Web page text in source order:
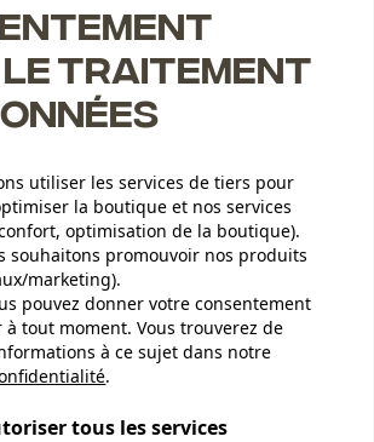
le traitement
utiliser les services de tiers pour
la boutique et nos services
optimisation de la boutique).
souhaitons promouvoir nos produits
marketing).
pouvez donner votre consentement
tout moment. Vous trouverez de
à ce sujet dans notre
.
tous les services
s'est produite. Veuillez essayer